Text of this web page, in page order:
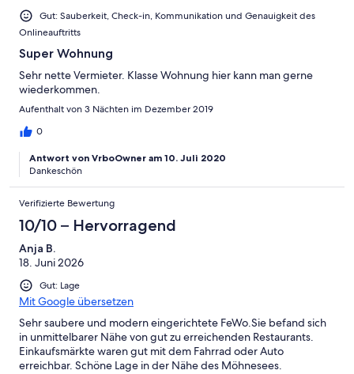
Gut: Sauberkeit, Check-in, Kommunikation und Genauigkeit des
Onlineauftritts
Super Wohnung
Sehr nette Vermieter. Klasse Wohnung hier kann man gerne
wiederkommen.
Aufenthalt von 3 Nächten im Dezember 2019
0
Antwort von VrboOwner am 10. Juli 2020
Dankeschön
Verifizierte Bewertung
10/10 – Hervorragend
Anja B.
18. Juni 2026
Gut: Lage
Mit Google übersetzen
Sehr saubere und modern eingerichtete FeWo.Sie befand sich
in unmittelbarer Nähe von gut zu erreichenden Restaurants.
Einkaufsmärkte waren gut mit dem Fahrrad oder Auto
erreichbar. Schöne Lage in der Nähe des Möhnesees.